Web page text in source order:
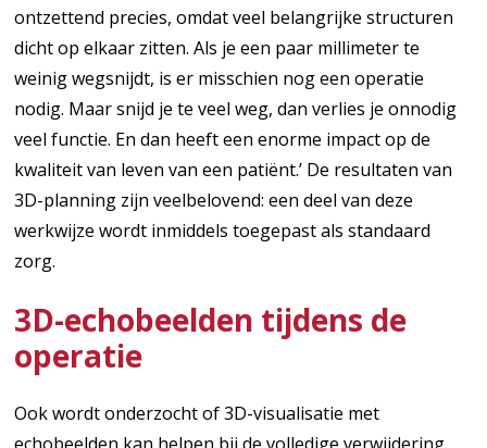
ontzettend precies, omdat veel belangrijke structuren
dicht op elkaar zitten. Als je een paar millimeter te
weinig wegsnijdt, is er misschien nog een operatie
nodig. Maar snijd je te veel weg, dan verlies je onnodig
veel functie. En dan heeft een enorme impact op de
kwaliteit van leven van een patiënt.’ De resultaten van
3D-planning zijn veelbelovend: een deel van deze
werkwijze wordt inmiddels toegepast als standaard
zorg.
3D-echobeelden tijdens de
operatie
Ook wordt onderzocht of 3D-visualisatie met